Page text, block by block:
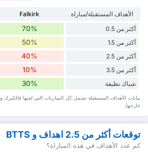
الأهداف المستقبلة/مباراة Falkirk
أكثر من 0.5
70%
أكثر من 1.5 50%
أكثر من 2.5 40%
أكثر من 3.5 10%
شباك نظيفة 30%
بيانات الأهداف المستقبلة تشمل كل المباريات التي لعبها
خارجها.
توقعات أكثر من 2.5 اهداف و BTTS
كم عدد الأهداف في هذه المباراة؟